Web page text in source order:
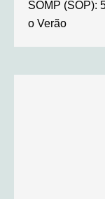
SOMP (SOP):
o Verão